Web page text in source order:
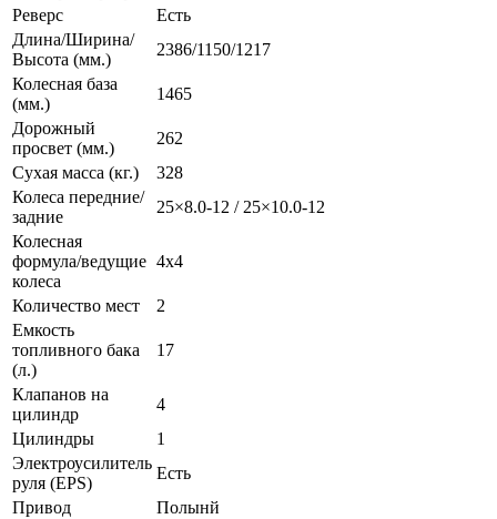
Реверс
Есть
Длина/Ширина/
Высота (мм.)
2386/1150/1217
Колесная база
(мм.)
1465
Дорожный
просвет (мм.)
262
Сухая масса (кг.)
328
Колеса передние/
задние
25×8.0-12 / 25×10.0-12
Колесная
формула/ведущие
колеса
4х4
Количество мест
2
Емкость
топливного бака
(л.)
17
Клапанов на
цилиндр
4
Цилиндры
1
Электроусилитель
руля (EPS)
Есть
Привод
Полынй